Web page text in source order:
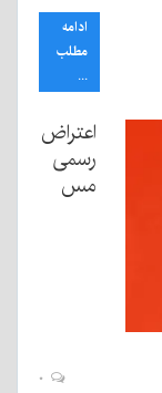
ادامه
مطلب
...
اعتراض
رسمی
مس